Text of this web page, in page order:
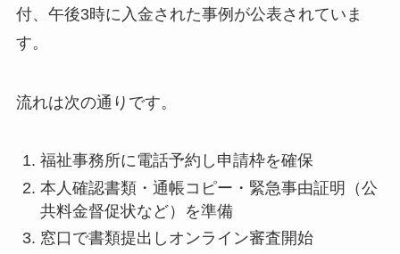
付、午後3時に入金された事例が公表されていま
す。
流れは次の通りです。
福祉事務所に電話予約し申請枠を確保
本人確認書類・通帳コピー・緊急事由証明（公
共料金督促状など）を準備
窓口で書類提出しオンライン審査開始